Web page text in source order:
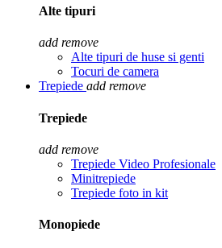
Alte tipuri
add remove
Alte tipuri de huse si genti
Tocuri de camera
Trepiede add remove
Trepiede
add remove
Trepiede Video Profesionale
Minitrepiede
Trepiede foto in kit
Monopiede